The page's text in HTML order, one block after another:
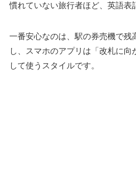
慣れていない旅行者ほど、英語表
一番安心なのは、駅の券売機で残
し、スマホのアプリは「改札に
して使うスタイルです。